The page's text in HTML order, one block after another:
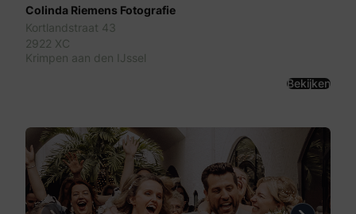
Colinda Riemens Fotografie
Kortlandstraat 43
2922 XC
Krimpen aan den IJssel
Bekijken